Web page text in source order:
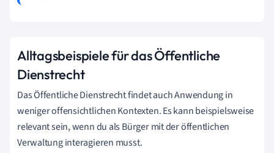
Alltagsbeispiele für das Öffentliche
Dienstrecht
Das Öffentliche Dienstrecht findet auch Anwendung in
weniger offensichtlichen Kontexten. Es kann beispielsweise
relevant sein, wenn du als Bürger mit der öffentlichen
Verwaltung interagieren musst.